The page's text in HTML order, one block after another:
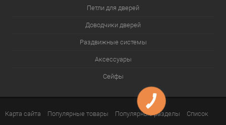
Петли для дверей
Доводчики дверей
Раздвижные системы
Аксессуары
Сейфы
Карта сайта Популярные товары Популярные разделы Список